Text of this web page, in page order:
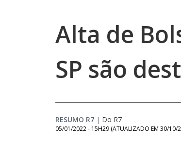
Alta de
SP são
RESUMO R7 | Do R7
05/01/2022 - 15H29 (ATUALIZADO EM 30/10/